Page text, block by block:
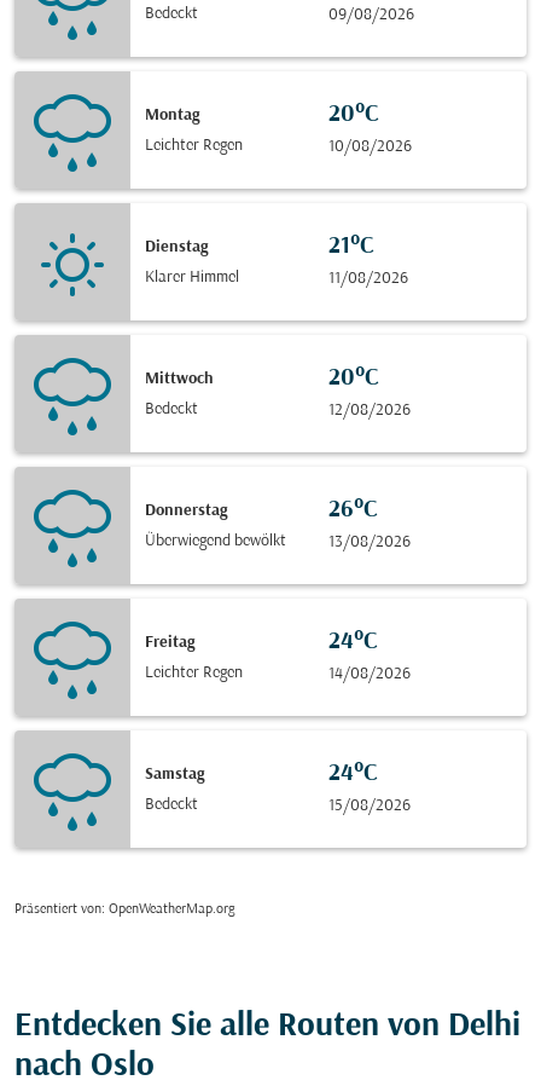
Bedeckt 09/08/2026
Montag
Leichter Regen
20°C
10/08/2026
Dienstag
Klarer Himmel
21°C
11/08/2026
Mittwoch
Bedeckt
20°C
12/08/2026
Donnerstag
Überwiegend bewölkt
26°C
13/08/2026
Freitag
Leichter Regen
24°C
14/08/2026
Samstag
Bedeckt
24°C
15/08/2026
Präsentiert von: OpenWeatherMap.org
Entdecken Sie alle Routen von Delhi
nach Oslo